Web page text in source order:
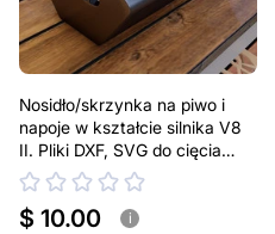
Nosidło/skrzynka na piwo i
napoje w kształcie silnika V8
II. Pliki DXF, SVG do cięcia
plazmowego i laserowego. Na
puszki 330 ml i 500 ml
$ 10.00 i